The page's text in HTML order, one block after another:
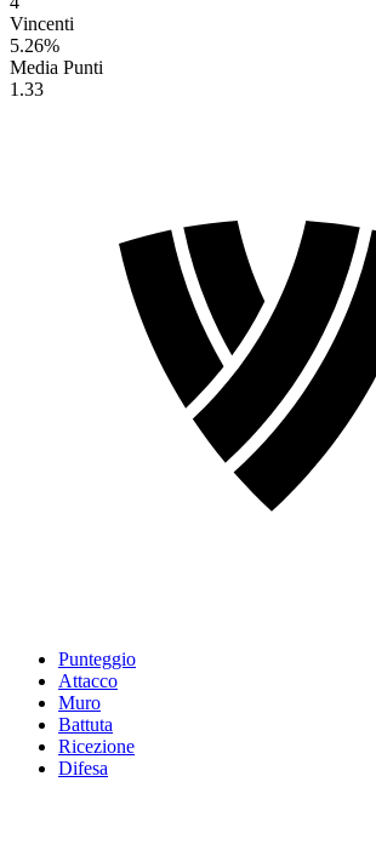
Vincenti
5.26%
Media Punti
1.33
Punteggio
Attacco
Muro
Battuta
Ricezione
Difesa